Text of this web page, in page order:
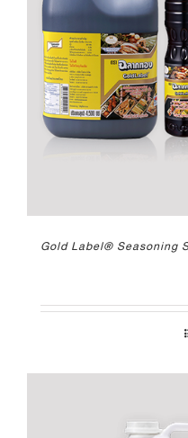
Gold Label® Seasoning